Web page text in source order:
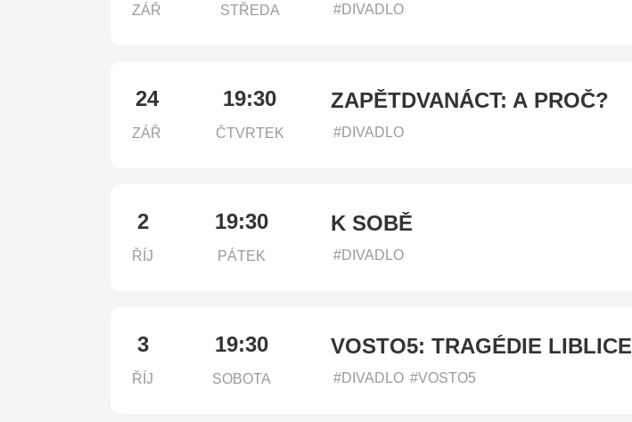
ZÁŘ STŘEDA #DIVADLO
24
ZÁŘ
19:30
ČTVRTEK
ZAPĚTDVANÁCT: A PROČ?
#DIVADLO
2
ŘÍJ
19:30
PÁTEK
K SOBĚ
#DIVADLO
3
ŘÍJ
19:30
SOBOTA
VOSTO5: TRAGÉDIE LIBLICE
#DIVADLO #VOSTO5